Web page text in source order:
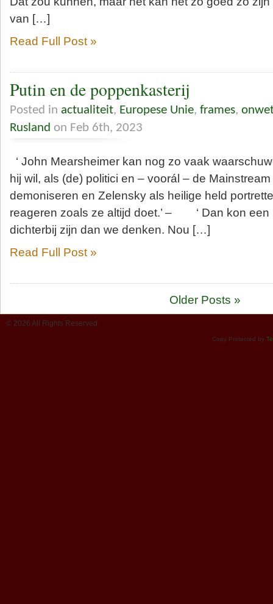
van […]
Read Full Post »
Putin en de poppenkasterij
Posted in actualiteit, Europese Unie, frames,
Rusland on Feb 6th, 2023
‘ John Mearsheimer kan nog zo vaak
hij wil, als (de) politici en – voorál – de
demoniseren en Zelensky als heilige held
reageren zoals ze altijd doet.’ – ‘ Dan kon een
dichterbij zijn dan we denken. Nou […]
Read Full Post »
Older Posts »
© 2026 All Rights Reserved.
Copy Protected by